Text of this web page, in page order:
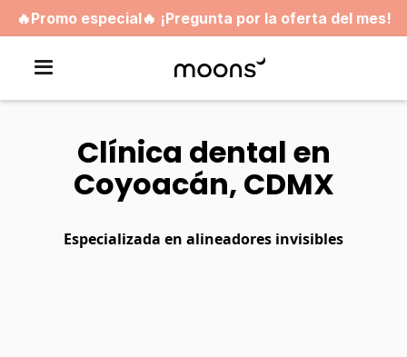
🔥Promo especial🔥 ¡Pregunta por la oferta del mes!
Clínica dental en
Coyoacán, CDMX
Especializada en alineadores invisibles